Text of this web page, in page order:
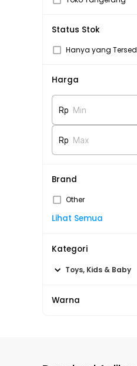
Status Stok
Hanya yang
Harga
Rp Min
Rp Max
Brand
Other
Lihat Semua
Kategori
Toys, Kids & Baby
Warna